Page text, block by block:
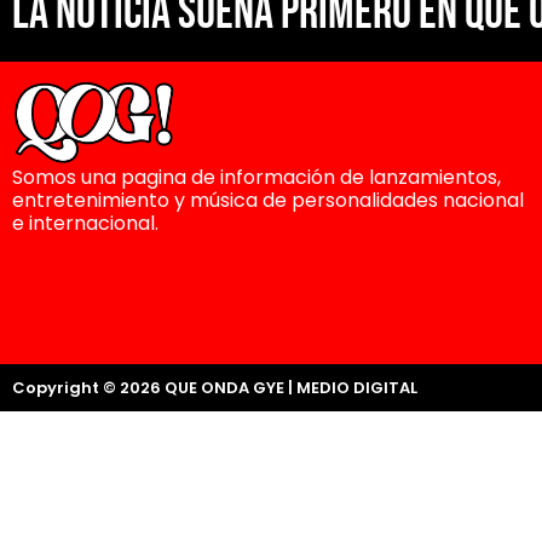
La noticia suena primero en Que
Somos una pagina de información de lanzamientos,
entretenimiento y música de personalidades nacional
e internacional.
Copyright © 2026 QUE ONDA GYE | MEDIO DIGITAL